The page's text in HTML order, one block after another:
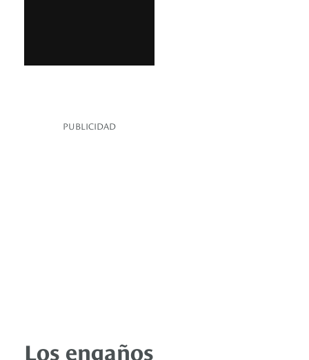
PUBLICIDAD
Los engaños